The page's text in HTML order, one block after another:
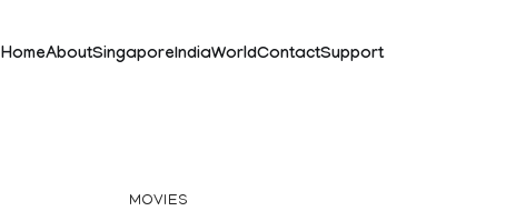
HomeAboutSingaporeIndiaWorldContactSupport
MOVIES